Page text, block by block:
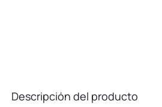
Descripción del producto